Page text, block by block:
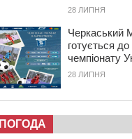
28 ЛИПНЯ
Черкаський
готується до
чемпіонату
28 ЛИПНЯ
ПОГОДА